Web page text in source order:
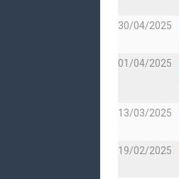
30/04/2025
01/04/2025
13/03/2025
19/02/2025